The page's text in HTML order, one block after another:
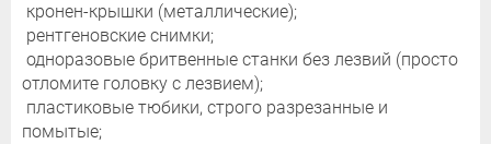
кронен-крышки (металлические);
рентгеновские снимки;
одноразовые бритвенные станки без лезвий (просто
отломите головку с лезвием);
пластиковые тюбики, строго разрезанные и
помытые;